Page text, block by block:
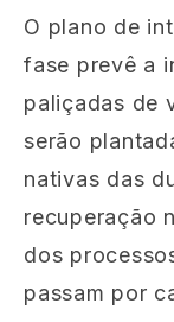
O plano de
fase prevê a
paliçadas de
serão
nativas das
recuperação
dos
passam por